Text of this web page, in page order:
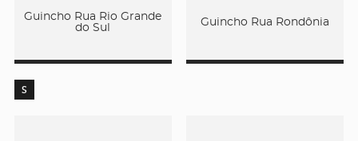
Guincho Rua Rio Grande
do Sul
Guincho Rua Rondônia
S